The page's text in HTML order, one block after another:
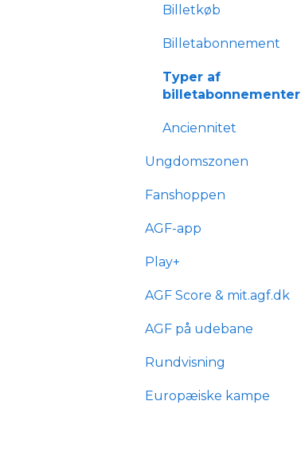
Billetkøb
Billetabonnement
Typer af
billetabonnementer
Anciennitet
Ungdomszonen
Fanshoppen
Generelle spørgsmål
Bestilling & ordre
Levering
AGF-app
Play+
AGF Score & mit.agf.dk
mit.agf
AGF score
AGF på udebane
Rundvisning
Europæiske kampe